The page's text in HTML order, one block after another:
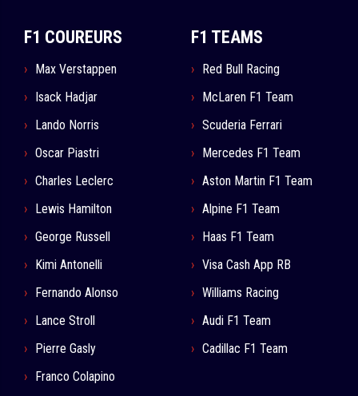
F1 COUREURS
Max Verstappen
Isack Hadjar
Lando Norris
Oscar Piastri
Charles Leclerc
Lewis Hamilton
George Russell
Kimi Antonelli
Fernando Alonso
Lance Stroll
Pierre Gasly
Franco Colapino
F1 TEAMS
Red Bull Racing
McLaren F1 Team
Scuderia Ferrari
Mercedes F1 Team
Aston Martin F1 Team
Alpine F1 Team
Haas F1 Team
Visa Cash App RB
Williams Racing
Audi F1 Team
Cadillac F1 Team